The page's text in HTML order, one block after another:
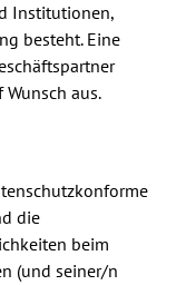
Institutionen,
besteht. Eine
aus.
die
beim
(und seiner/n